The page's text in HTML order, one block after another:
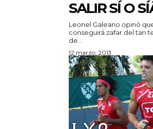
SALIR SÍ O
Leonel Galeano opinó
conseguirá zafar del tan
de...
12 marzo, 2013